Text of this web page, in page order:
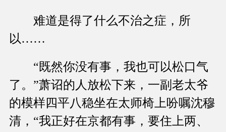
难道是得了什么不治之症，所
以……
“既然你没有事，我也可以松口气
了。”萧诏的人放松下来，一副老太爷
的模样四平八稳坐在太师椅上吩嘱沈穆
清，“我正好在京都有事，要住上两、